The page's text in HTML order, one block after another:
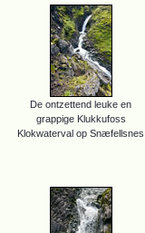
De ontzettend leuke en
grappige Klukkufoss
Klokwaterval op Snæfellsnes